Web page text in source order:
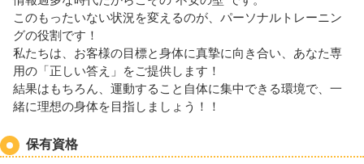
このもったいない状況を変えるのが、パーソナルトレーニン
グの役割です！
私たちは、お客様の目標と身体に真摯に向き合い、あなた専
用の「正しい答え」をご提供します！
結果はもちろん、運動すること自体に集中できる環境で、一
緒に理想の身体を目指しましょう！！
保有資格